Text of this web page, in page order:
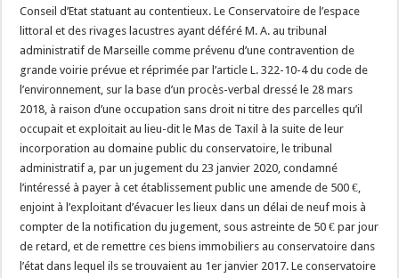
Conseil d’Etat statuant au contentieux. Le Conservatoire de l’espace
littoral et des rivages lacustres ayant déféré M. A. au tribunal
administratif de Marseille comme prévenu d’une contravention de
grande voirie prévue et réprimée par l’article L. 322-10-4 du code de
l’environnement, sur la base d’un procès-verbal dressé le 28 mars
2018, à raison d’une occupation sans droit ni titre des parcelles qu’il
occupait et exploitait au lieu-dit le Mas de Taxil à la suite de leur
incorporation au domaine public du conservatoire, le tribunal
administratif a, par un jugement du 23 janvier 2020, condamné
l’intéressé à payer à cet établissement public une amende de 500 €,
enjoint à l’exploitant d’évacuer les lieux dans un délai de neuf mois à
compter de la notification du jugement, sous astreinte de 50 € par jour
de retard, et de remettre ces biens immobiliers au conservatoire dans
l’état dans lequel ils se trouvaient au 1er janvier 2017. Le conservatoire